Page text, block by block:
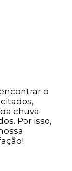
o
chuva
Por isso,